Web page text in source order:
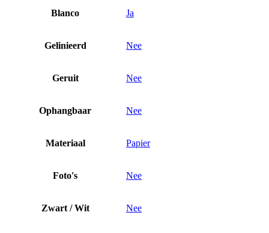
Blanco Ja
Gelinieerd Nee
Geruit Nee
Ophangbaar Nee
Materiaal Papier
Foto's Nee
Zwart / Wit Nee